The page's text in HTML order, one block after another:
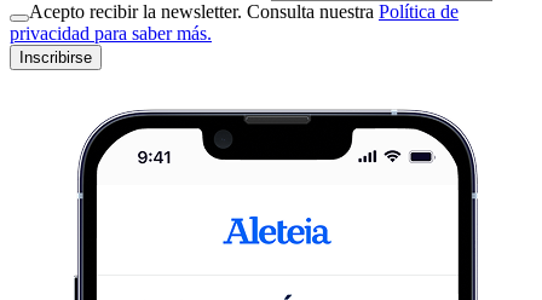
Acepto recibir la newsletter. Consulta nuestra Política de
privacidad para saber más.
Inscribirse